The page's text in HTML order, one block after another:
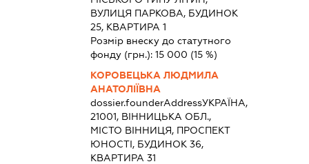
ВУЛИЦЯ ПАРКОВА, БУДИНОК
25, КВАРТИРА 1
Розмір внеску до статутного
фонду (грн.): 15 000 (15 %)
КОРОВЕЦЬКА ЛЮДМИЛА
АНАТОЛІЇВНА
dossier.founderAddressУКРАЇНА,
21001, ВІННИЦЬКА ОБЛ.,
МІСТО ВІННИЦЯ, ПРОСПЕКТ
ЮНОСТІ, БУДИНОК 36,
КВАРТИРА 31